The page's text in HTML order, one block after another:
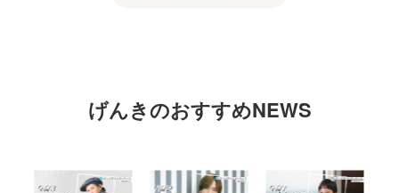
げんきのおすすめNEWS